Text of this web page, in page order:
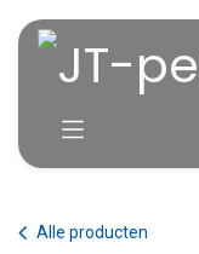
Alle producten